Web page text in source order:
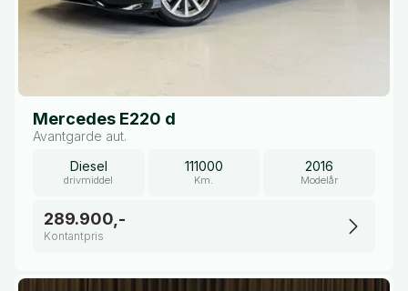
Mercedes E220 d
Avantgarde aut.
Diesel
drivmiddel
111000
Km.
2016
Modelår
289.900,-
Kontantpris